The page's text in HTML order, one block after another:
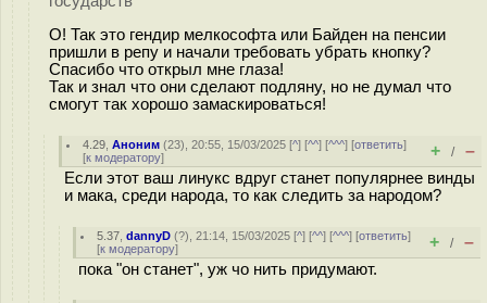
О! Так это гендир мелкософта или Байден на пенсии
пришли в репу и начали требовать убрать кнопку?
Спасибо что открыл мне глаза!
Так и знал что они сделают подляну, но не думал что
смогут так хорошо замаскироваться!
4.29 ,Аноним (23), 20:55, 15/03/2025 [^] [^^] [^^^] [ответить]
[к модератору] + / –
Если этот ваш линукс вдруг станет популярнее винды
и мака, среди народа, то как следить за народом?
5.37 ,dannyD (?), 21:14, 15/03/2025 [^] [^^] [^^^] [ответить]
[к модератору] + / –
пока "он станет", уж чо нить придумают.